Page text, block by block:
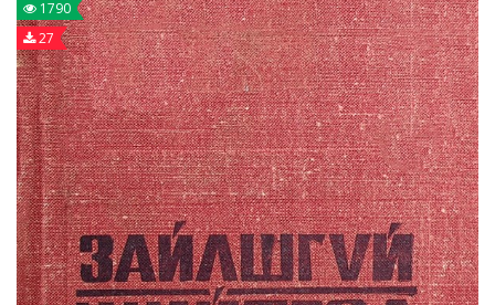
1790
27